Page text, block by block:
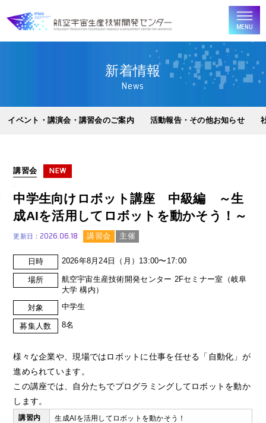
新着情報
News
イベント・講演会・講習会のご案内 活動報告・その他お知らせ
講習会 NEW
中学生向けロボット講座 中級編 ～生
成AIを活用してロボットを動かそう！～
更新日： 2026.06.18 講習会 主催
日時 2026年8月24日（月）13:00〜17:00
場所
航空宇宙生産技術開発センター 2Fセミナー室（岐阜
大学 構内）
対象 中学生
募集人数 8名
様々な企業や、現場ではロボットに仕事を任せる「自動化」が
進められています。
この講座では、自分たちでプログラミングしてロボットを動か
します。
講習内
生成AIを活用してロボットを動かそう！
MENU